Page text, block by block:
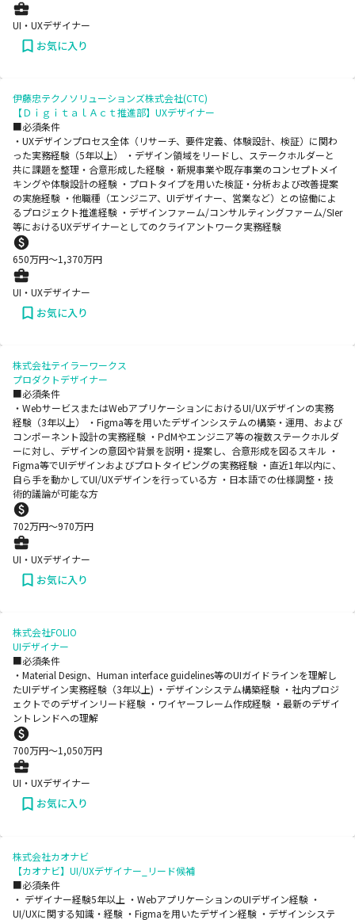
UI・UXデザイナー
お気に入り
伊藤忠テクノソリューションズ株式会社(CTC)
【ＤｉｇｉｔａｌＡｃｔ推進部】UXデザイナー
■必須条件
・UXデザインプロセス全体（リサーチ、要件定義、体験設計、検証）に関わ
った実務経験（5年以上） ・デザイン領域をリードし、ステークホルダーと
共に課題を整理・合意形成した経験 ・新規事業や既存事業のコンセプトメイ
キングや体験設計の経験 ・プロトタイプを用いた検証・分析および改善提案
の実施経験 ・他職種（エンジニア、UIデザイナー、営業など）との協働によ
るプロジェクト推進経験 ・デザインファーム/コンサルティングファーム/SIer
等におけるUXデザイナーとしてのクライアントワーク実務経験
650万円〜1,370万円
UI・UXデザイナー
お気に入り
株式会社テイラーワークス
プロダクトデザイナー
■必須条件
・WebサービスまたはWebアプリケーションにおけるUI/UXデザインの実務
経験（3年以上） ・Figma等を用いたデザインシステムの構築・運用、および
コンポーネント設計の実務経験 ・PdMやエンジニア等の複数ステークホルダ
ーに対し、デザインの意図や背景を説明・提案し、合意形成を図るスキル ・
Figma等でUIデザインおよびプロトタイピングの実務経験 ・直近1年以内に、
自ら手を動かしてUI/UXデザインを行っている方 ・日本語での仕様調整・技
術的議論が可能な方
702万円〜970万円
UI・UXデザイナー
お気に入り
株式会社FOLIO
UIデザイナー
■必須条件
・Material Design、Human interface guidelines等のUIガイドラインを理解し
たUIデザイン実務経験（3年以上) ・デザインシステム構築経験 ・社内プロジ
ェクトでのデザインリード経験 ・ワイヤーフレーム作成経験 ・最新のデザイ
ントレンドへの理解
700万円〜1,050万円
UI・UXデザイナー
お気に入り
株式会社カオナビ
【カオナビ】UI/UXデザイナー_リード候補
■必須条件
・ デザイナー経験5年以上 ・WebアプリケーションのUIデザイン経験 ・
UI/UXに関する知識・経験 ・Figmaを用いたデザイン経験 ・デザインシステ